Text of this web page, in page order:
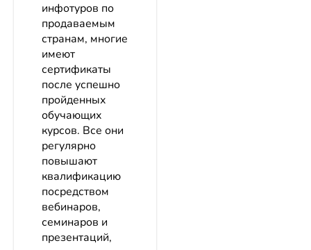
инфотуров по
продаваемым
странам, многие
имеют
сертификаты
после успешно
пройденных
обучающих
курсов. Все они
регулярно
повышают
квалификацию
посредством
вебинаров,
семинаров и
презентаций,